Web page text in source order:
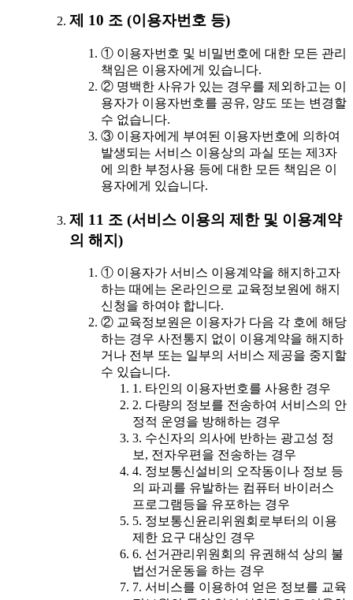
제 10 조 (이용자번호 등)
① 이용자번호 및 비밀번호에 대한 모든 관리
책임은 이용자에게 있습니다.
② 명백한 사유가 있는 경우를 제외하고는 이
용자가 이용자번호를 공유, 양도 또는 변경할
수 없습니다.
③ 이용자에게 부여된 이용자번호에 의하여
발생되는 서비스 이용상의 과실 또는 제3자
에 의한 부정사용 등에 대한 모든 책임은 이
용자에게 있습니다.
제 11 조 (서비스 이용의 제한 및 이용계약
의 해지)
① 이용자가 서비스 이용계약을 해지하고자
하는 때에는 온라인으로 교육정보원에 해지
신청을 하여야 합니다.
② 교육정보원은 이용자가 다음 각 호에 해당
하는 경우 사전통지 없이 이용계약을 해지하
거나 전부 또는 일부의 서비스 제공을 중지할
수 있습니다.
1. 타인의 이용자번호를 사용한 경우
2. 다량의 정보를 전송하여 서비스의 안
정적 운영을 방해하는 경우
3. 수신자의 의사에 반하는 광고성 정
보, 전자우편을 전송하는 경우
4. 정보통신설비의 오작동이나 정보 등
의 파괴를 유발하는 컴퓨터 바이러스
프로그램등을 유포하는 경우
5. 정보통신윤리위원회로부터의 이용
제한 요구 대상인 경우
6. 선거관리위원회의 유권해석 상의 불
법선거운동을 하는 경우
7. 서비스를 이용하여 얻은 정보를 교육